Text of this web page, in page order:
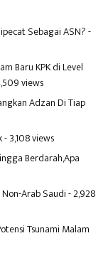
Sebagai ASN?-
Baru KPK di Level
views
Adzan Di Tiap
- 3,108 views
Berdarah,Apa
Arab Saudi- 2,928
Tsunami Malam